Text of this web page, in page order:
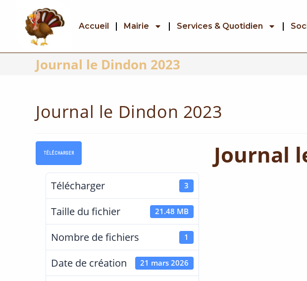
Accueil Mairie Services & Quotidien
Journal le Dindon 2023
Journal le Dindon 2023
TÉLÉCHARGER
Télécharger 3
Taille du fichier 21.48 MB
Nombre de fichiers 1
Date de création 21 mars 2026
Journal